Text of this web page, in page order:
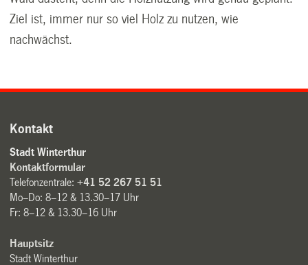
Ziel ist, immer nur so viel Holz zu nutzen, wie
nachwächst.
Kontakt
Stadt Winterthur
Kontaktformular
Telefonzentrale:+41 52 267 51 51
Mo–Do: 8–12 & 13.30–17 Uhr
Fr: 8–12 & 13.30–16 Uhr
Hauptsitz
Stadt Winterthur